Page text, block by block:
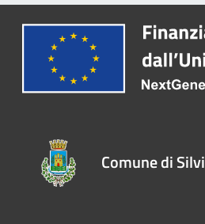
Comune di Silvi